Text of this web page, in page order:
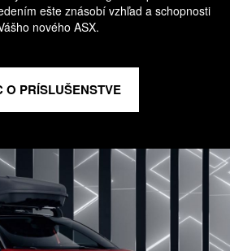
ešte znásobí vzhľad a schopnosti
nového ASX.
O PRÍSLUŠENSTVE